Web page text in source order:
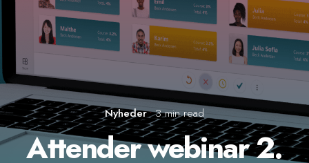
Nyheder 3 min read
Attender webinar 2.